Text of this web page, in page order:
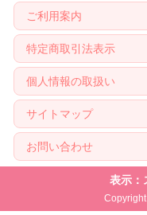
ご利用案内
特定商取引法表示
個人情報の取扱い
サイトマップ
お問い合わせ
表示：